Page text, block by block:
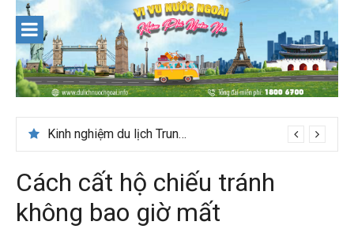
content
Kinh nghiệm du lịch Trung Á lần đầu cho khách Việt
Du lịch Maldives – Lần đầu nên đi đâu, chơi gì?
Cách cất hộ chiếu tránh
không bao giờ mất